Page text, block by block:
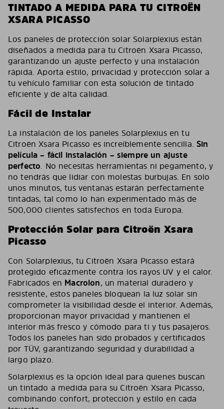
TINTADO A MEDIDA PARA TU CITROËN
XSARA PICASSO
Los paneles de protección solar Solarplexius están
diseñados a medida para tu Citroën Xsara Picasso,
garantizando un ajuste perfecto y una instalación
rápida. Aporta estilo, privacidad y protección solar a
tu vehículo familiar con esta solución de tintado
eficiente y de alta calidad.
Fácil de Instalar
La instalación de los paneles Solarplexius en tu
Citroën Xsara Picasso es increíblemente sencilla.Sin
película – fácil instalación – siempre un ajuste
perfecto. No necesitas herramientas ni pegamento, y
no tendrás que lidiar con molestas burbujas. En solo
unos minutos, tus ventanas estarán perfectamente
tintadas, tal como lo han experimentado más de
500,000 clientes satisfechos en toda Europa.
Protección Solar para Citroën Xsara
Picasso
Con Solarplexius, tu Citroën Xsara Picasso estará
protegido eficazmente contra los rayos UV y el calor.
Fabricados en Macrolon, un material duradero y
resistente, estos paneles bloquean la luz solar sin
comprometer la visibilidad desde el interior. Además,
proporcionan mayor privacidad y mantienen el
interior más fresco y cómodo para ti y tus pasajeros.
Todos los paneles han sido probados y certificados
por TÜV, garantizando seguridad y durabilidad a
largo plazo.
Solarplexius es la opción ideal para quienes buscan
un tintado a medida para su Citroën Xsara Picasso,
combinando confort, protección y estilo en cada